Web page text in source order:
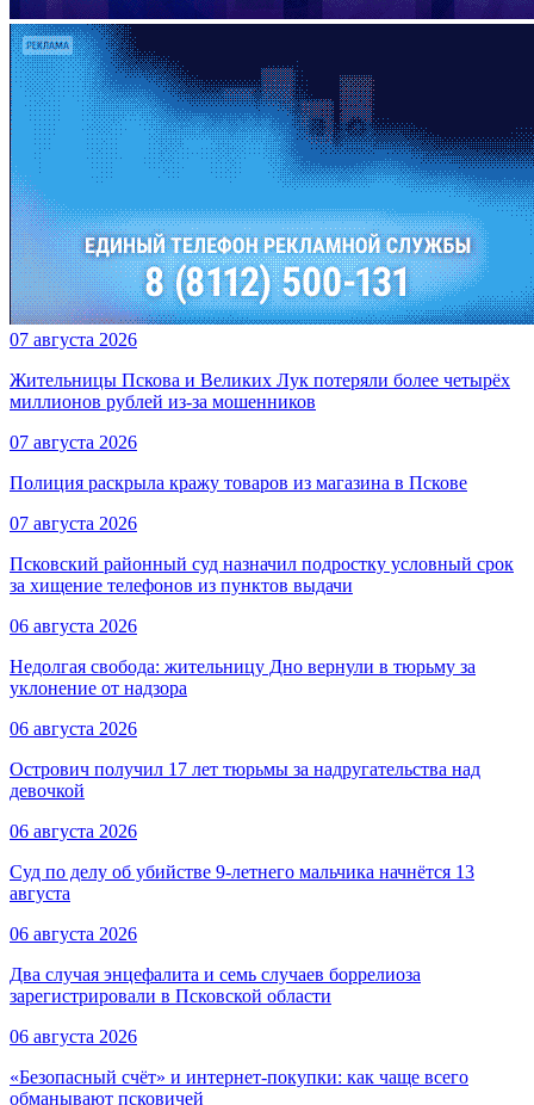
07 августа 2026
Жительницы Пскова и Великих Лук потеряли более четырёх
миллионов рублей из-за мошенников
07 августа 2026
Полиция раскрыла кражу товаров из магазина в Пскове
07 августа 2026
Псковский районный суд назначил подростку условный срок
за хищение телефонов из пунктов выдачи
06 августа 2026
Недолгая свобода: жительницу Дно вернули в тюрьму за
уклонение от надзора
06 августа 2026
Острович получил 17 лет тюрьмы за надругательства над
девочкой
06 августа 2026
Суд по делу об убийстве 9-летнего мальчика начнётся 13
августа
06 августа 2026
Два случая энцефалита и семь случаев боррелиоза
зарегистрировали в Псковской области
06 августа 2026
«Безопасный счёт» и интернет-покупки: как чаще всего
обманывают псковичей